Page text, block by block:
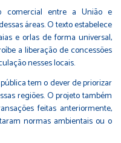
comercial entre a União e
áreas. O texto estabelece
e orlas de forma universal,
a liberação de concessões
nesses locais.
tem o dever de priorizar
regiões. O projeto também
feitas anteriormente,
normas ambientais ou o